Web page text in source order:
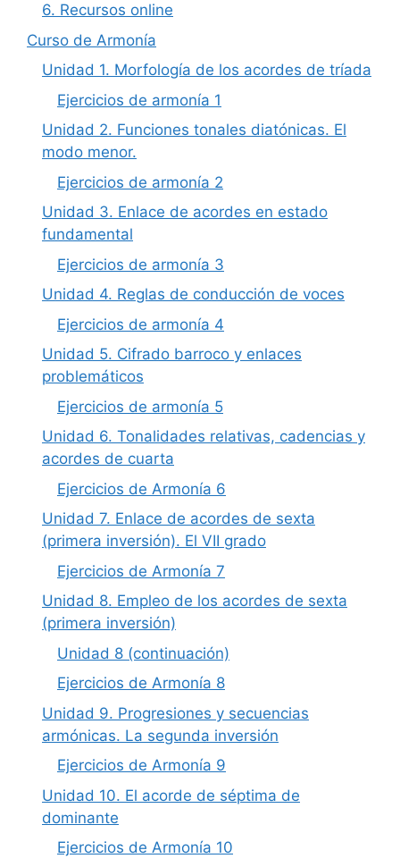
6. Recursos online
Curso de Armonía
Unidad 1. Morfología de los acordes de tríada
Ejercicios de armonía 1
Unidad 2. Funciones tonales diatónicas. El
modo menor.
Ejercicios de armonía 2
Unidad 3. Enlace de acordes en estado
fundamental
Ejercicios de armonía 3
Unidad 4. Reglas de conducción de voces
Ejercicios de armonía 4
Unidad 5. Cifrado barroco y enlaces
problemáticos
Ejercicios de armonía 5
Unidad 6. Tonalidades relativas, cadencias y
acordes de cuarta
Ejercicios de Armonía 6
Unidad 7. Enlace de acordes de sexta
(primera inversión). El VII grado
Ejercicios de Armonía 7
Unidad 8. Empleo de los acordes de sexta
(primera inversión)
Unidad 8 (continuación)
Ejercicios de Armonía 8
Unidad 9. Progresiones y secuencias
armónicas. La segunda inversión
Ejercicios de Armonía 9
Unidad 10. El acorde de séptima de
dominante
Ejercicios de Armonía 10